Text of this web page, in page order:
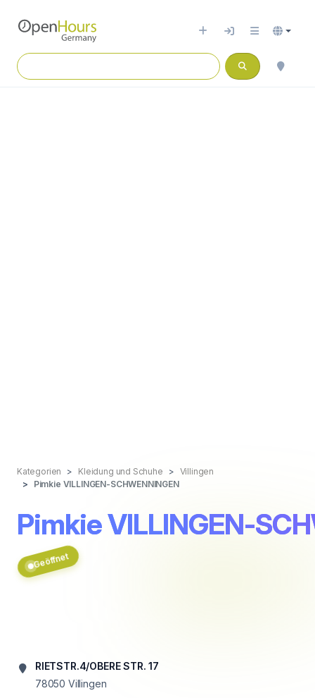
Kategorien Kleidung und Schuhe
Villingen
Pimkie VILLINGEN-SCHWENNINGEN
Pimkie VILLINGEN-
Geöffnet
RIETSTR.4/OBERE STR. 17
78050 Villingen